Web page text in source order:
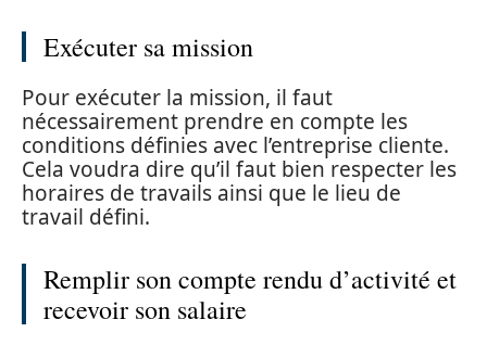
Exécuter sa mission
Pour exécuter la mission, il faut
nécessairement prendre en compte les
conditions définies avec l’entreprise cliente.
Cela voudra dire qu’il faut bien respecter les
horaires de travails ainsi que le lieu de
travail défini.
Remplir son compte rendu d’activité et
recevoir son salaire